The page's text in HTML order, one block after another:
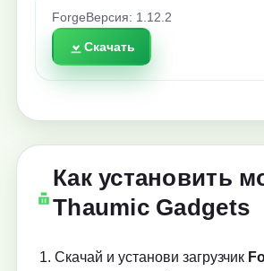
Forge Версия: 1.12.2
Скачать
Как установить
Thaumic Gadgets
Скачай и установи загрузчик